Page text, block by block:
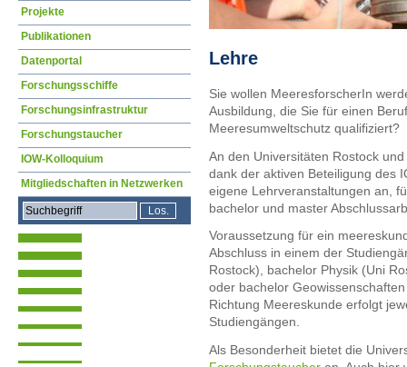
Lehre
Sie wollen MeeresforscherIn
Ausbildung, die Sie für einen
Meeresumweltschutz qualifiziert?
An den Universitäten Rostock
dank der aktiven Beteiligung des
eigene Lehrveranstaltungen an,
bachelor und master
Voraussetzung für ein
Abschluss in einem der
Rostock), bachelor Physik (Uni
oder bachelor
Richtung Meereskunde erfolgt
Studiengängen.
Als Besonderheit bietet die
Projekte
Publikationen
Datenportal
Forschungsschiffe
Forschungsinfrastruktur
Forschungstaucher
IOW-Kolloquium
Mitgliedschaften in Netzwerken